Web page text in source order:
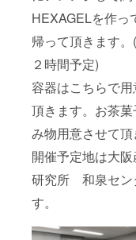
HEXAGELを作っ
帰って頂きます
２時間予定)
容器はこちらで用
頂きます。お茶
み物用意させて頂
開催予定地は大
研究所 和泉セン
す。